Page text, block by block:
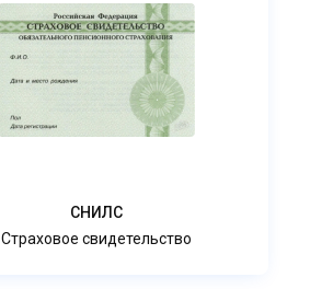
СНИЛС
Страховое свидетельство